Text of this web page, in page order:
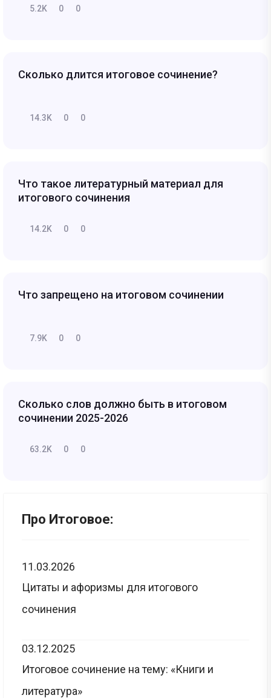
5.2K 0 0
Сколько длится итоговое сочинение?
14.3K 0 0
Что такое литературный материал для
итогового сочинения
14.2K 0 0
Что запрещено на итоговом сочинении
7.9K 0 0
Сколько слов должно быть в итоговом
сочинении 2025-2026
63.2K 0 0
Про Итоговое:
11.03.2026
Цитаты и афоризмы для итогового
сочинения
03.12.2025
Итоговое сочинение на тему: «Книги и
литература»